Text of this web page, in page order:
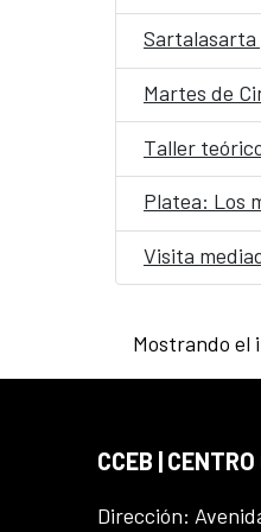
Sartalasarta
Martes de
Taller
Platea: Los
Visita
Mostrando el
CCEB |
Dirección: